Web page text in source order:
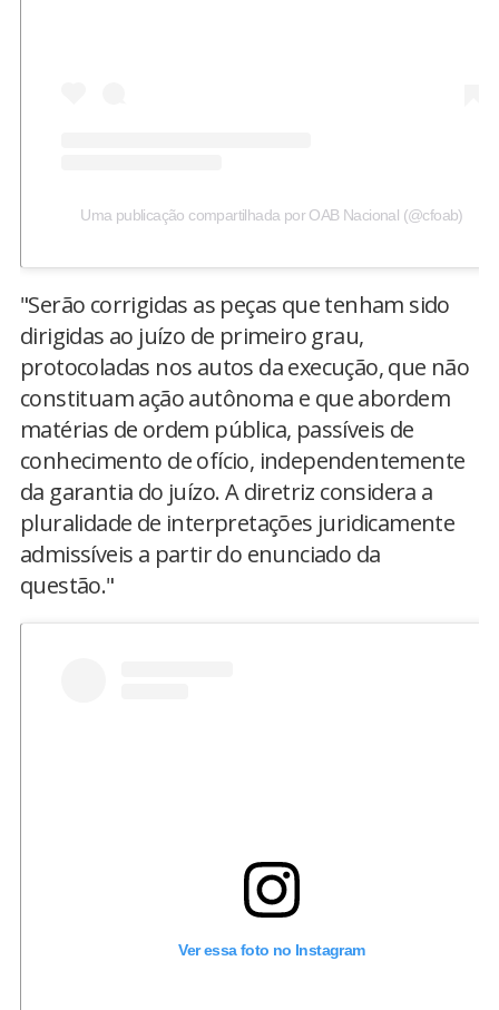
Uma publicação compartilhada por OAB Nacional (@cfoab)
"Serão corrigidas as peças que tenham sido
dirigidas ao juízo de primeiro grau,
protocoladas nos autos da execução, que não
constituam ação autônoma e que abordem
matérias de ordem pública, passíveis de
conhecimento de ofício, independentemente
da garantia do juízo. A diretriz considera a
pluralidade de interpretações juridicamente
admissíveis a partir do enunciado da
questão."
Ver essa foto no Instagram